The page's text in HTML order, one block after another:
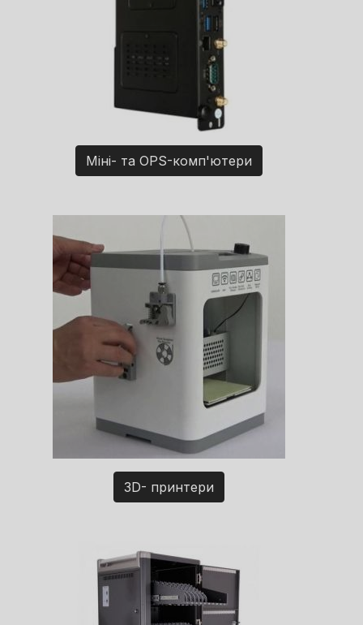
Міні- та OPS-комп'ютери
3D- принтери